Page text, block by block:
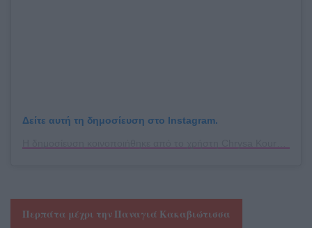
Δείτε αυτή τη δημοσίευση στο Instagram.
Περπάτα μέχρι την Παναγιά Κακαβιώτισσα